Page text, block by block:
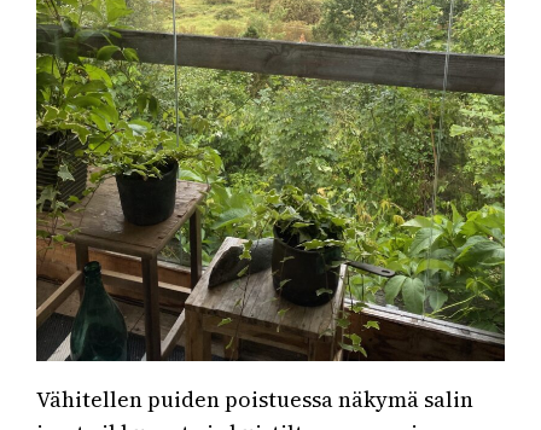
Vähitellen puiden poistuessa näkymä salin